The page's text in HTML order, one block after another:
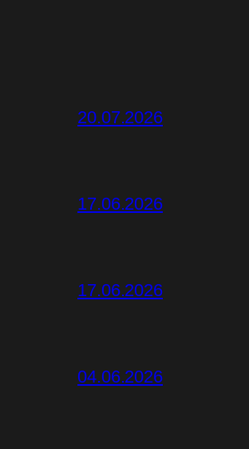
20.07.2026
17.06.2026
17.06.2026
04.06.2026